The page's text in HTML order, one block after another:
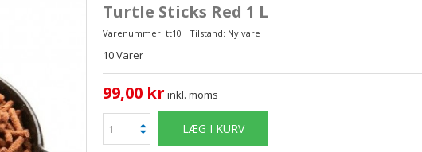
Turtle Sticks Red 1 L
Varenummer: tt10 Tilstand: Ny vare
10Varer
99,00 kr inkl. moms
LÆG I KURV